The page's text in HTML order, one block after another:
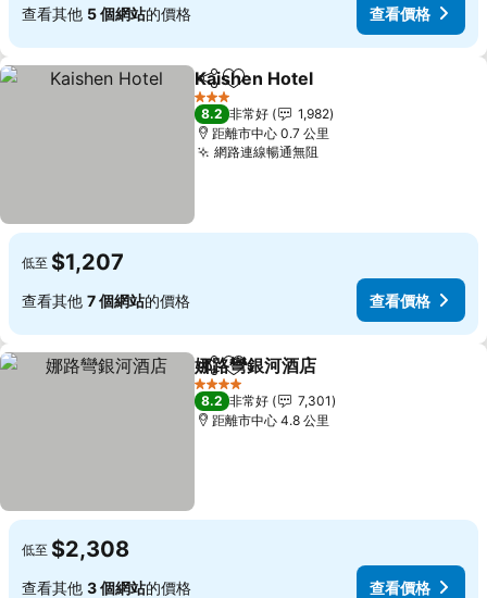
查看其他 5 個網站的價格 查看價格
分享 加入我的最愛
Kaishen Hotel
3 星級
8.2 非常好
1,982
距離市中心 0.7 公里
網路連線暢通無阻
低至 $1,207
查看其他 7 個網站的價格 查看價格
分享 加入我的最愛
娜路彎銀河酒店
4 星級
8.2 非常好
7,301
距離市中心 4.8 公里
低至 $2,308
查看其他 3 個網站的價格 查看價格